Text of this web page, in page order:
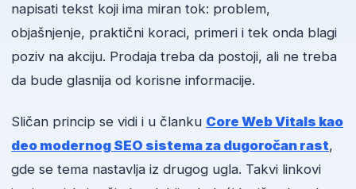
napisati tekst koji ima miran tok: problem,
objašnjenje, praktični koraci, primeri i tek onda blagi
poziv na akciju. Prodaja treba da postoji, ali ne treba
da bude glasnija od korisne informacije.
Sličan princip se vidi i u članku Core Web Vitals kao
deo modernog SEO sistema za dugoročan rast,
gde se tema nastavlja iz drugog ugla. Takvi linkovi